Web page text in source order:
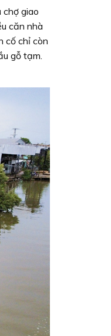
chợ giao
căn nhà
cố chỉ còn
gỗ tạm.